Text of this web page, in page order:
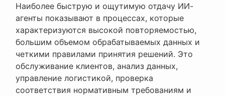
Наиболее быструю и ощутимую отдачу ИИ-
агенты показывают в процессах, которые
характеризуются высокой повторяемостью,
большим объемом обрабатываемых данных и
четкими правилами принятия решений. Это
обслуживание клиентов, анализ данных,
управление логистикой, проверка
соответствия нормативным требованиям и